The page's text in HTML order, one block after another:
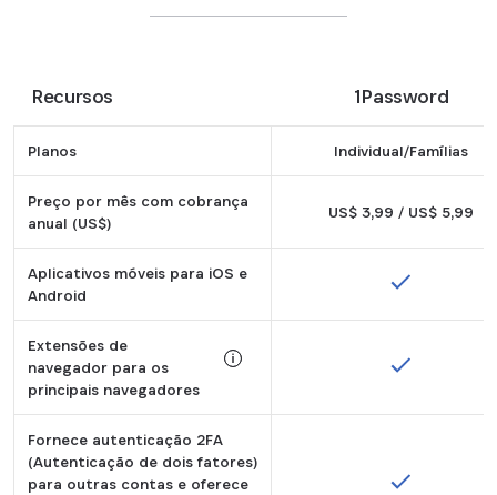
Recursos 1Password
Planos Individual/Famílias
Preço por mês com cobrança
anual (US$)
US$ 3,99 / US$ 5,99
Aplicativos móveis para iOS e
Android
Extensões de
navegador para os
principais navegadores
Ambos têm extensões para Chrome,
Fornece autenticação 2FA
(Autenticação de dois fatores)
para outras contas e oferece